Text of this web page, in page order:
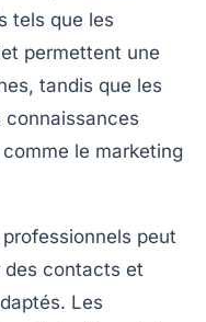
tels que les
permettent une
tandis que les
connaissances
le marketing
peut
des contacts et
. Les